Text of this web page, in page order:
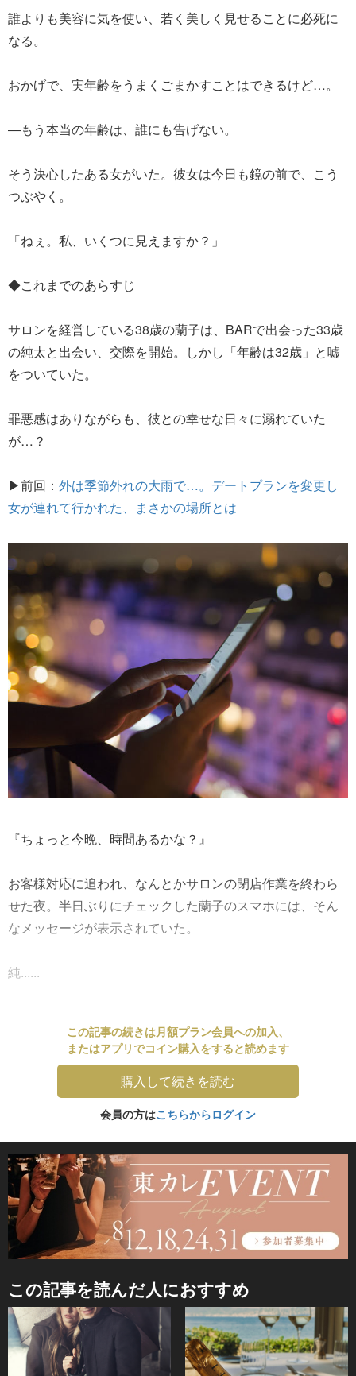
誰よりも美容に気を使い、若く美しく見せることに必死に
なる。
おかげで、実年齢をうまくごまかすことはできるけど…。
―もう本当の年齢は、誰にも告げない。
そう決心したある女がいた。彼女は今日も鏡の前で、こう
つぶやく。
「ねぇ。私、いくつに見えますか？」
◆これまでのあらすじ
サロンを経営している38歳の蘭子は、BARで出会った33歳
の純太と出会い、交際を開始。しかし「年齢は32歳」と嘘
をついていた。
罪悪感はありながらも、彼との幸せな日々に溺れていた
が…？
▶前回： 外は季節外れの大雨で…。デートプランを変更し
女が連れて行かれた、まさかの場所とは
『ちょっと今晩、時間あるかな？』
お客様対応に追われ、なんとかサロンの閉店作業を終わら
せた夜。半日ぶりにチェックした蘭子のスマホには、そん
なメッセージが表示されていた。
純......
この記事の続きは月額プラン会員への加入、
またはアプリでコイン購入をすると読めます
購入して続きを読む
会員の方はこちらからログイン
この記事を読んだ人におすすめ